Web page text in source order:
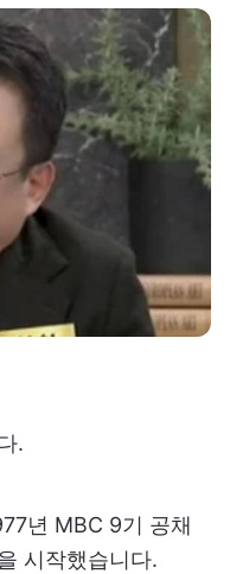
.
년 MBC 9기 공채
시작했습니다.